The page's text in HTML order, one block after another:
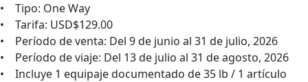
• Tipo: One Way
• Tarifa: USD$129.00
• Período de venta: Del 9 de junio al 31 de julio, 2026
• Período de viaje: Del 13 de julio al 31 de agosto, 2026
• Incluye 1 equipaje documentado de 35 lb / 1 artículo